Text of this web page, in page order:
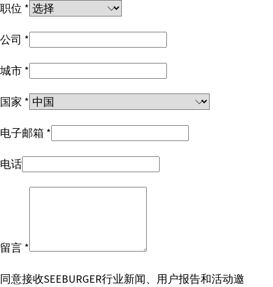
职位
公司
城市
国家
电子邮箱
电话
留言
同意接收SEEBURGER行业新闻、用户报告和活动邀